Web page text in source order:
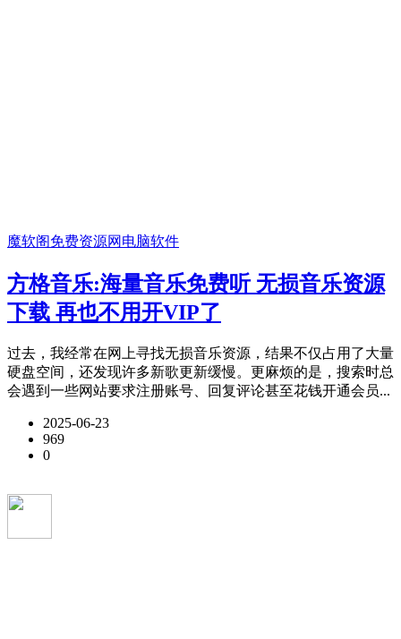
魔软阁免费资源网 电脑软件
方格音乐:海量音乐免费听 无损音乐资源
下载 再也不用开VIP了
过去，我经常在网上寻找无损音乐资源，结果不仅占用了大量
硬盘空间，还发现许多新歌更新缓慢。更麻烦的是，搜索时总
会遇到一些网站要求注册账号、回复评论甚至花钱开通会员...
2025-06-23
969
0